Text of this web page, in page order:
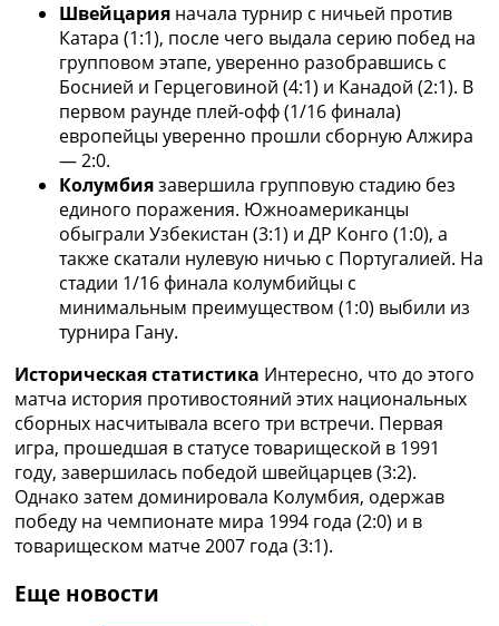
ТВ программа
Швейцария начала турнир с ничьей против
Катара (1:1), после чего выдала серию побед на
групповом этапе, уверенно разобравшись с
Боснией и Герцеговиной (4:1) и Канадой (2:1). В
первом раунде плей-офф (1/16 финала)
европейцы уверенно прошли сборную Алжира
— 2:0.
Колумбиязавершила групповую стадию без
единого поражения. Южноамериканцы
обыграли Узбекистан (3:1) и ДР Конго (1:0), а
также скатали нулевую ничью с Португалией. На
стадии 1/16 финала колумбийцы с
минимальным преимуществом (1:0) выбили из
турнира Гану.
Историческая статистика Интересно, что до этого
матча история противостояний этих национальных
сборных насчитывала всего три встречи. Первая
игра, прошедшая в статусе товарищеской в 1991
году, завершилась победой швейцарцев (3:2).
Однако затем доминировала Колумбия, одержав
победу на чемпионате мира 1994 года (2:0) и в
товарищеском матче 2007 года (3:1).
Еще новости